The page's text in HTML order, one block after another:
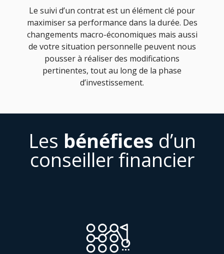
Le suivi d’un contrat est un élément clé pour
maximiser sa performance dans la durée. Des
changements macro-économiques mais aussi
de votre situation personnelle peuvent nous
pousser à réaliser des modifications
pertinentes, tout au long de la phase
d’investissement.
Les bénéfices d’un
conseiller financier